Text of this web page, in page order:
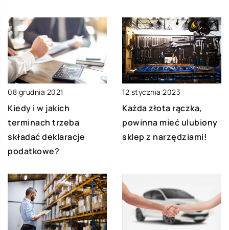
08 grudnia 2021
Kiedy i w jakich
terminach trzeba
składać deklaracje
podatkowe?
12 stycznia 2023
Każda złota rączka,
powinna mieć ulubiony
sklep z narzędziami!